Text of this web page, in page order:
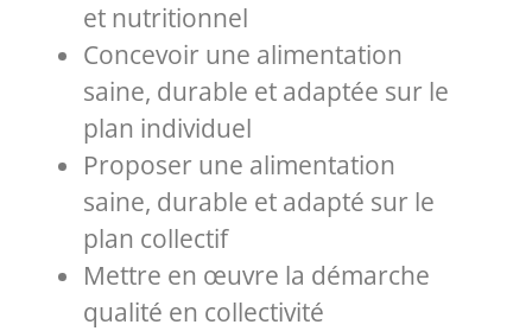
et nutritionnel
Concevoir une alimentation
saine, durable et adaptée sur le
plan individuel
Proposer une alimentation
saine, durable et adapté sur le
plan collectif
Mettre en œuvre la démarche
qualité en collectivité